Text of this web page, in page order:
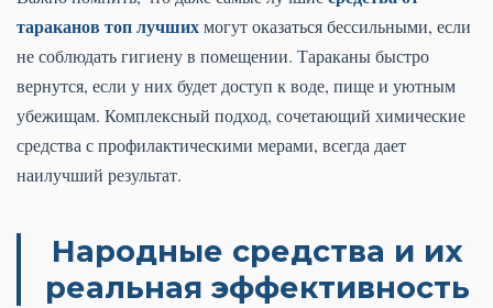
тараканов топ лучшихмогут оказаться бессильными, если
не соблюдать гигиену в помещении. Тараканы быстро
вернутся, если у них будет доступ к воде, пище и уютным
убежищам. Комплексный подход, сочетающий химические
средства с профилактическими мерами, всегда дает
наилучший результат.
Народные средства и их
реальная эффективность